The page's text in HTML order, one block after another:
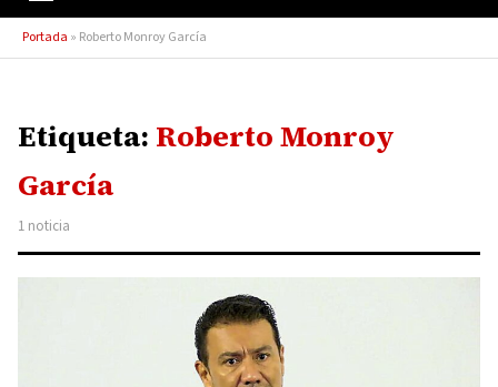
Portada » Roberto Monroy García
Etiqueta: Roberto Monroy
García
1 noticia